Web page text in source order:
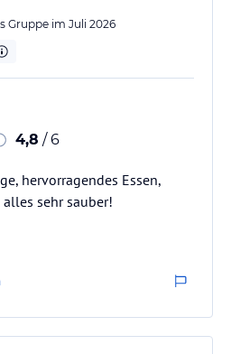
Gruppe im Juli 2026
4,8 / 6
hervorragendes Essen,
sehr sauber!